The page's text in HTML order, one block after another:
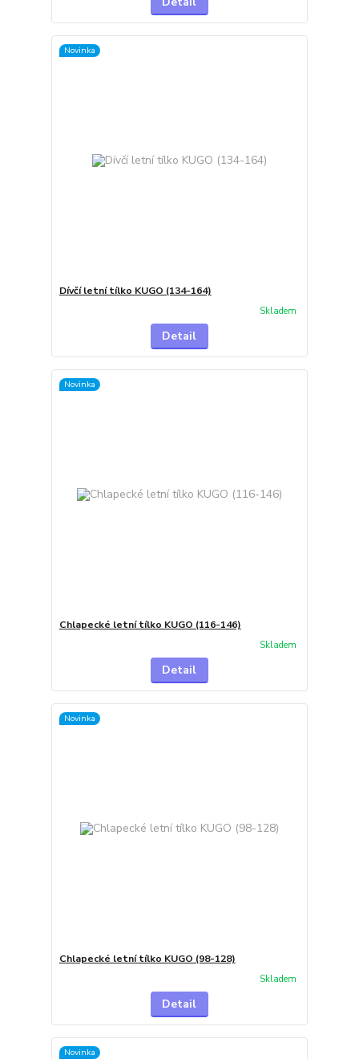
Novinka
Dívčí letní tílko KUGO (134-164)
Skladem
Detail
Novinka
Chlapecké letní tílko KUGO (116-146)
Skladem
Detail
Novinka
Chlapecké letní tílko KUGO (98-128)
Skladem
Detail
Novinka